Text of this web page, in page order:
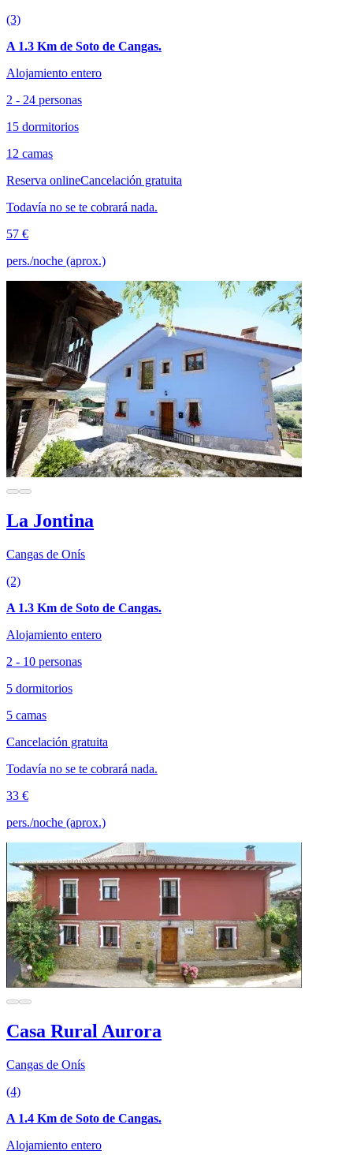
(3)
A 1.3 Km de Soto de Cangas.
Alojamiento entero
2 - 24 personas
15 dormitorios
12 camas
Reserva onlineCancelación gratuita
Todavía no se te cobrará nada.
57 €
pers./noche (aprox.)
La Jontina
Cangas de Onís
(2)
A 1.3 Km de Soto de Cangas.
Alojamiento entero
2 - 10 personas
5 dormitorios
5 camas
Cancelación gratuita
Todavía no se te cobrará nada.
33 €
pers./noche (aprox.)
Casa Rural Aurora
Cangas de Onís
(4)
A 1.4 Km de Soto de Cangas.
Alojamiento entero